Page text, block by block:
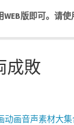
版即可。请
成敗
动画音声素材大